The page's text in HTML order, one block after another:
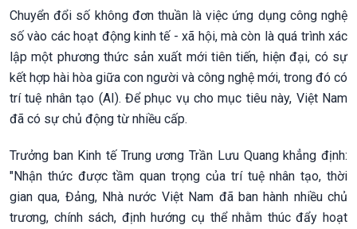
Chuyển đổi số không đơn thuần là việc ứng dụng công nghệ
số vào các hoạt động kinh tế - xã hội, mà còn là quá trình xác
lập một phương thức sản xuất mới tiên tiến, hiện đại, có sự
kết hợp hài hòa giữa con người và công nghệ mới, trong đó có
trí tuệ nhân tạo (AI). Để phục vụ cho mục tiêu này, Việt Nam
đã có sự chủ động từ nhiều cấp.
Trưởng ban Kinh tế Trung ương Trần Lưu Quang khẳng định:
"Nhận thức được tầm quan trọng của trí tuệ nhân tạo, thời
gian qua, Đảng, Nhà nước Việt Nam đã ban hành nhiều chủ
trương, chính sách, định hướng cụ thể nhằm thúc đẩy hoạt